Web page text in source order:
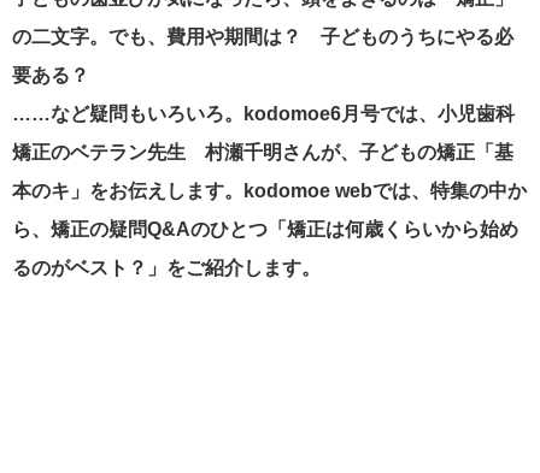
の二文字。でも、費用や期間は？ 子どものうちにやる必
要ある？
……など疑問もいろいろ。kodomoe6月号では、小児歯科
矯正のベテラン先生 村瀬千明さんが、子どもの矯正「基
本のキ」をお伝えします。kodomoe webでは、特集の中か
ら、矯正の疑問Q&Aのひとつ「矯正は何歳くらいから始め
るのがベスト？」をご紹介します。